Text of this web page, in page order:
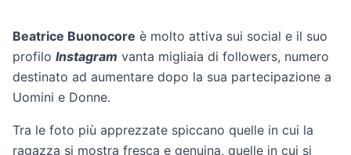
Beatrice Buonocore è molto attiva sui social e il suo
profilo Instagram vanta migliaia di followers, numero
destinato ad aumentare dopo la sua partecipazione a
Uomini e Donne.
Tra le foto più apprezzate spiccano quelle in cui la
ragazza si mostra fresca e genuina, quelle in cui si